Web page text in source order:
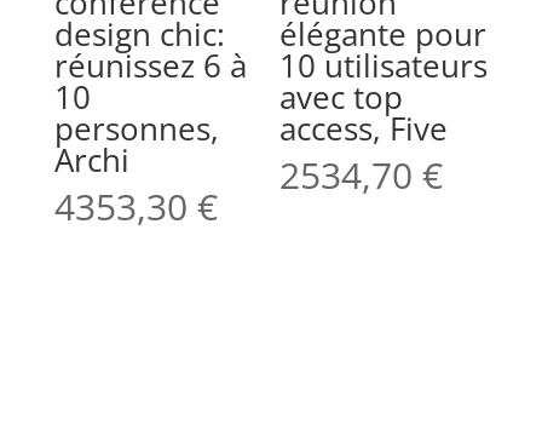
design chic:
réunissez 6 à
10
personnes,
Archi
4353,30 €
élégante pour
10 utilisateurs
avec top
access, Five
2534,70€